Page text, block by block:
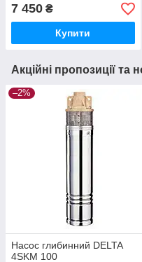
7 450 ₴
Купити
Акційні пропозиції та
–2%
Насос глибинний DELTA
4SKM 100